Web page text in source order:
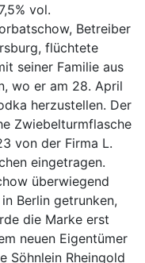
vol.
Betreiber
flüchtete
seiner Familie aus
wo er am 28. April
herzustellen. Der
Zwiebelturmflasche
von der Firma L.
eingetragen.
überwiegend
Berlin getrunken,
die Marke erst
neuen Eigentümer
Söhnlein Rheingold